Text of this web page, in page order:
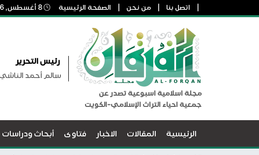
اتصل بنا من نحن الصفحة الرئيسية
مجلة اسلامية اسبوعية تصدر عن
جمعية احياء التراث الإسلامي-الكويت
رئيس التحرير
سالم أحمد
الرئيسية المقالات الاخبار فتاوى أبحاث ودراسات